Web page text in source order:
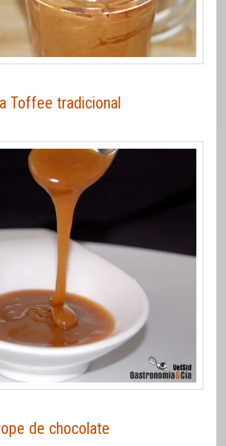
Toffee tradicional
de chocolate